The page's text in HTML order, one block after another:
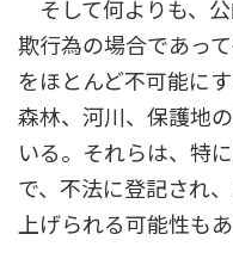
そして何よりも、
欺行為の場合であっ
をほとんど不可能に
森林、河川、保護地
いる。それらは、特
で、不法に登記され
上げられる可能性もあ